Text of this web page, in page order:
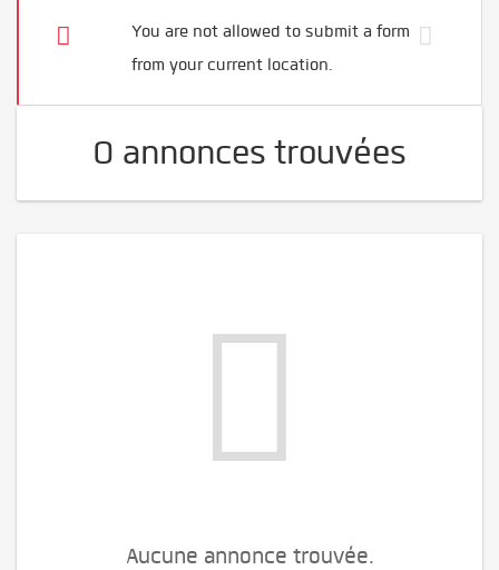
You are not allowed to submit a form
from your current location.
0 annonces trouvées
Aucune annonce trouvée.